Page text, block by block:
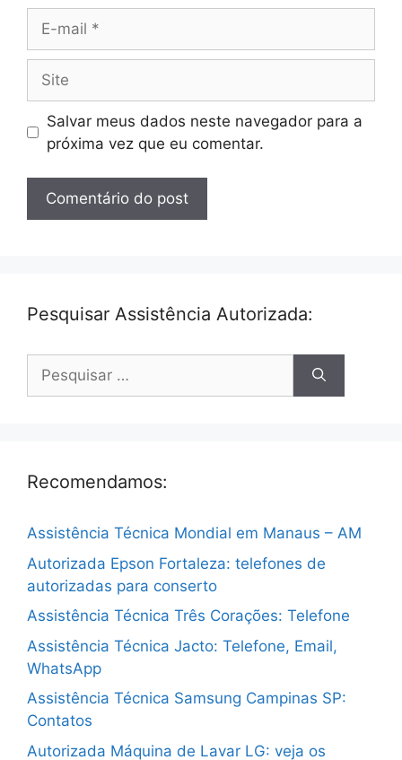
mail
Salvar meus dados neste navegador para a
próxima vez que eu comentar.
Pesquisar Assistência Autorizada:
Pesquisar
Recomendamos:
Assistência Técnica Mondial em Manaus – AM
Autorizada Epson Fortaleza: telefones de
autorizadas para conserto
Assistência Técnica Três Corações: Telefone
Assistência Técnica Jacto: Telefone, Email,
WhatsApp
Assistência Técnica Samsung Campinas SP:
Contatos
Autorizada Máquina de Lavar LG: veja os